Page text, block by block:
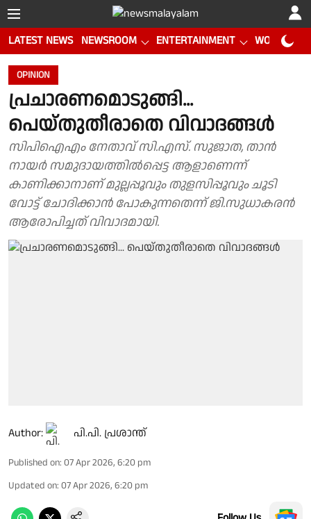
LATEST NEWS NEWSROOM ENTERTAINMENT WORLD CUP
OPINION
പ്രചാരണമൊടുങ്ങി...
പെയ്തുതീരാതെ വിവാദങ്ങള്‍
സിപിഐഎം നേതാവ് സി.എസ്. സുജാത, താന്‍
നായര്‍ സമുദായത്തില്‍പ്പെട്ട ആളാണെന്ന്
കാണിക്കാനാണ് മുല്ലപ്പൂവും തുളസിപ്പൂവും ചൂടി
വോട്ട് ചോദിക്കാന്‍ പോകുന്നതെന്ന് ജി.സുധാകരന്‍
ആരോപിച്ചത് വിവാദമായി.
Author: പി.പി. പ്രശാന്ത്
Published on: 07 Apr 2026, 6:20 pm
Updated on: 07 Apr 2026, 6:20 pm